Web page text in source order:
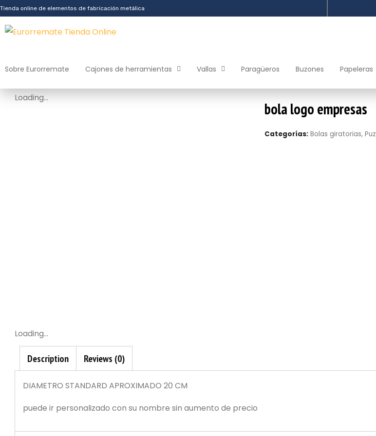
Tienda online de elementos de fabricación metálica
Sobre Eurorremate Cajones de herramientas Vallas Paragüeros Buzones Papeleras
Loading...
bola logo empresas
Categorías: Bolas giratorias,
Loading...
Description Reviews (0)
DIAMETRO STANDARD APROXIMADO 20 CM
puede ir personalizado con su nombre sin aumento de precio